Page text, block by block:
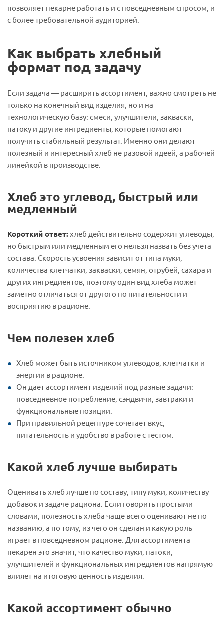
позволяет пекарне работать и с повседневным спросом, и
с более требовательной аудиторией.
Как выбрать хлебный
формат под задачу
Если задача — расширить ассортимент, важно смотреть не
только на конечный вид изделия, но и на
технологическую базу: смеси, улучшители, закваски,
патоку и другие ингредиенты, которые помогают
получить стабильный результат. Именно они делают
полезный и интересный хлеб не разовой идеей, а рабочей
линейкой в производстве.
Хлеб это углевод, быстрый или
медленный
Короткий ответ:хлеб действительно содержит углеводы,
но быстрым или медленным его нельзя назвать без учета
состава. Скорость усвоения зависит от типа муки,
количества клетчатки, закваски, семян, отрубей, сахара и
других ингредиентов, поэтому один вид хлеба может
заметно отличаться от другого по питательности и
восприятию в рационе.
Чем полезен хлеб
Хлеб может быть источником углеводов, клетчатки и
энергии в рационе.
Он дает ассортимент изделий под разные задачи:
повседневное потребление, сэндвичи, завтраки и
функциональные позиции.
При правильной рецептуре сочетает вкус,
питательность и удобство в работе с тестом.
Какой хлеб лучше выбирать
Оценивать хлеб лучше по составу, типу муки, количеству
добавок и задаче рациона. Если говорить простыми
словами, полезность хлеба чаще всего оценивают не по
названию, а по тому, из чего он сделан и какую роль
играет в повседневном рационе. Для ассортимента
пекарен это значит, что качество муки, патоки,
улучшителей и функциональных ингредиентов напрямую
влияет на итоговую ценность изделия.
Какой ассортимент обычно